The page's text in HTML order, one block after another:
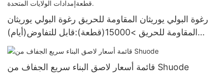
رغوة البولي يوريثان المقاومة للحريق رغوة البولي يوريثان
المقاومة للحريق >15000(قطعة):قابل للتفاوض(أيام)
قائمة أسعار لاصق البناء سريع الجفاف من Shuode